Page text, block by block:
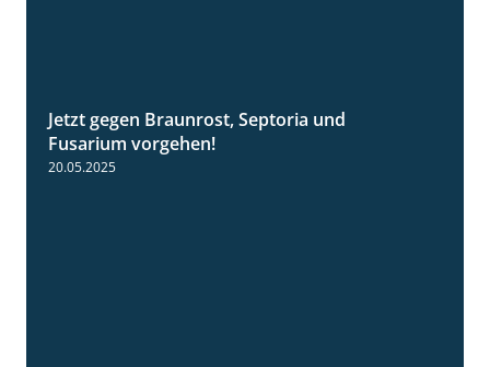
Jetzt gegen Braunrost, Septoria und
Fusarium vorgehen!
20.05.2025